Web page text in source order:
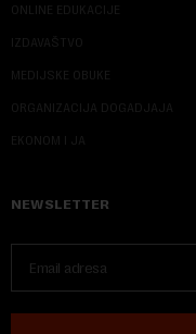
ONLINE EDUKACIJE
IZDAVAŠTVO
MEDIJSKE OBUKE
ORGANIZACIJA DOGADJAJA
EKONOM I JA
NEWSLETTER